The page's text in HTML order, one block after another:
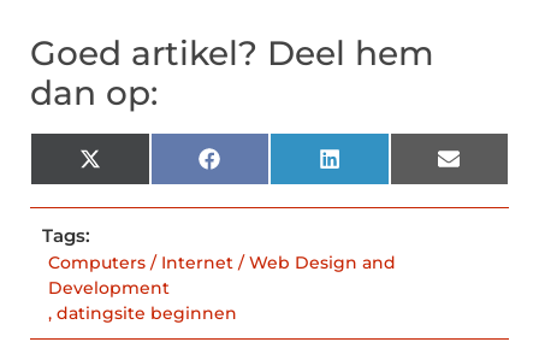
Goed artikel? Deel hem
dan op:
X
(Twitter)
Facebook LinkedIn Email
Tags:
Computers / Internet / Web Design and
Development
, datingsite beginnen